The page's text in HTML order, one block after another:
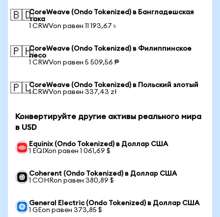
🇧🇩CoreWeave (Ondo Tokenized) в Бангладешская
така
1 CRWVon равен 11 193,67 ৳
🇵🇭CoreWeave (Ondo Tokenized) в Филиппинское
песо
1 CRWVon равен 5 509,56 ₱
🇵🇱CoreWeave (Ondo Tokenized) в Польский злотый
1 CRWVon равен 337,43 zł
Конвертируйте другие активы реального мира
в USD
Equinix (Ondo Tokenized) в Доллар США
1 EQIXon равен 1 061,69 $
Coherent (Ondo Tokenized) в Доллар США
1 COHRon равен 380,89 $
General Electric (Ondo Tokenized) в Доллар США
1 GEon равен 373,85 $